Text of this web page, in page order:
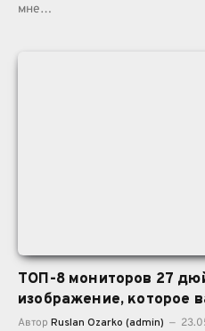
мне…
ТОП-8 мониторов 27
изображение, которое
Автор Ruslan Ozarko (admin)